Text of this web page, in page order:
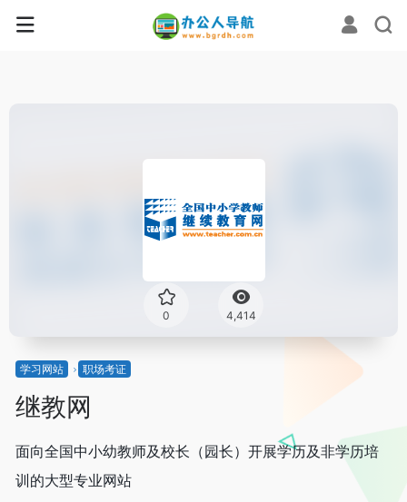
0 4,414
学习网站 职场考证
继教网
面向全国中小幼教师及校长（园长）开展学历及非学历培
训的大型专业网站